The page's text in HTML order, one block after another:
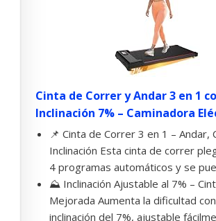
Cinta de Correr y Andar 3 en 1
Inclinación 7% – Caminadora
📌 Cinta de Correr 3 en 1 – Andar,
Inclinación Esta cinta de correr
4 programas automáticos y se
⛰️ Inclinación Ajustable al 7% –
Mejorada Aumenta la dificultad
inclinación del 7%, ajustable